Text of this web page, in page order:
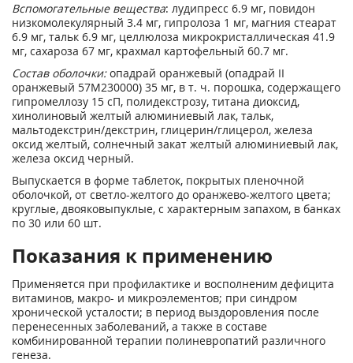
Вспомогательные вещества: лудипресс 6.9 мг, повидон
низкомолекулярный 3.4 мг, гипролоза 1 мг, магния стеарат
6.9 мг, тальк 6.9 мг, целлюлоза микрокристаллическая 41.9
мг, сахароза 67 мг, крахмал картофельный 60.7 мг.
Состав оболочки:опадрай оранжевый (опадрай II
оранжевый 57M230000) 35 мг, в т. ч. порошка, содержащего
гипромеллозу 15 сП, полидекстрозу, титана диоксид,
хинолиновый желтый алюминиевый лак, тальк,
мальтодекстрин/декстрин, глицерин/глицерол, железа
оксид желтый, солнечный закат желтый алюминиевый лак,
железа оксид черный.
Выпускается в форме таблеток, покрытых пленочной
оболочкой, от светло-желтого до оранжево-желтого цвета;
круглые, двояковыпуклые, с характерным запахом, в банках
по 30 или 60 шт.
Показания к применению
Применяется при профилактике и восполненим дефицита
витаминов, макро- и микроэлементов; при синдром
хронической усталости; в период выздоровления после
перенесенных заболеваний, а также в составе
комбинированной терапии полиневропатий различного
генеза.